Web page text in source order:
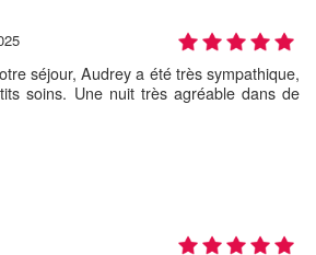
séjour, Audrey a été très sympathique,
soins. Une nuit très agréable dans de